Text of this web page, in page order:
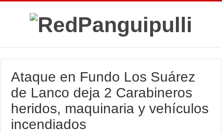
Ataque en Fundo Los Suárez
de Lanco deja 2 Carabineros
heridos, maquinaria y vehículos
incendiados